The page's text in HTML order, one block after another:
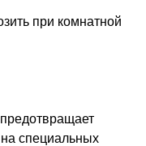
при комнатной
специальных